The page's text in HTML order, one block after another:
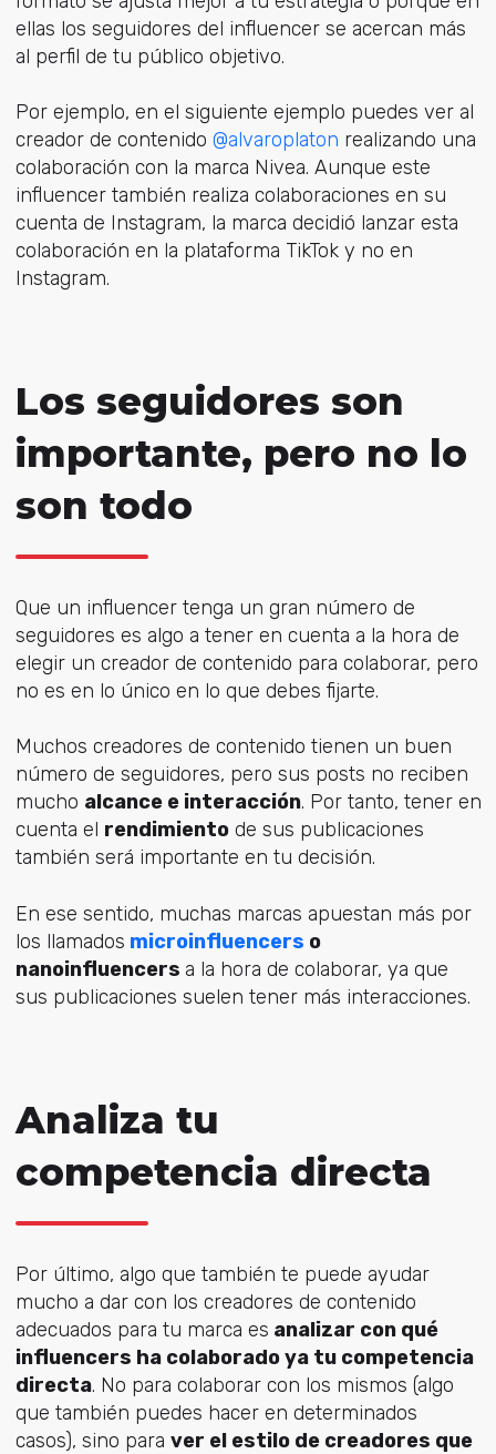
ellas los seguidores del influencer se acercan más
al perfil de tu público objetivo.
Por ejemplo, en el siguiente ejemplo puedes ver al
creador de contenido @alvaroplaton realizando una
colaboración con la marca Nivea. Aunque este
influencer también realiza colaboraciones en su
cuenta de Instagram, la marca decidió lanzar esta
colaboración en la plataforma TikTok y no en
Instagram.
Los seguidores son
importante, pero no lo
son todo
Que un influencer tenga un gran número de
seguidores es algo a tener en cuenta a la hora de
elegir un creador de contenido para colaborar, pero
no es en lo único en lo que debes fijarte.
Muchos creadores de contenido tienen un buen
número de seguidores, pero sus posts no reciben
mucho alcance e interacción. Por tanto, tener en
cuenta el rendimientode sus publicaciones
también será importante en tu decisión.
En ese sentido, muchas marcas apuestan más por
los llamados microinfluencers o
nanoinfluencers a la hora de colaborar, ya que
sus publicaciones suelen tener más interacciones.
Analiza tu
competencia directa
Por último, algo que también te puede ayudar
mucho a dar con los creadores de contenido
adecuados para tu marca es analizar con qué
influencers ha colaborado ya tu competencia
directa. No para colaborar con los mismos (algo
que también puedes hacer en determinados
casos), sino para ver el estilo de creadores que